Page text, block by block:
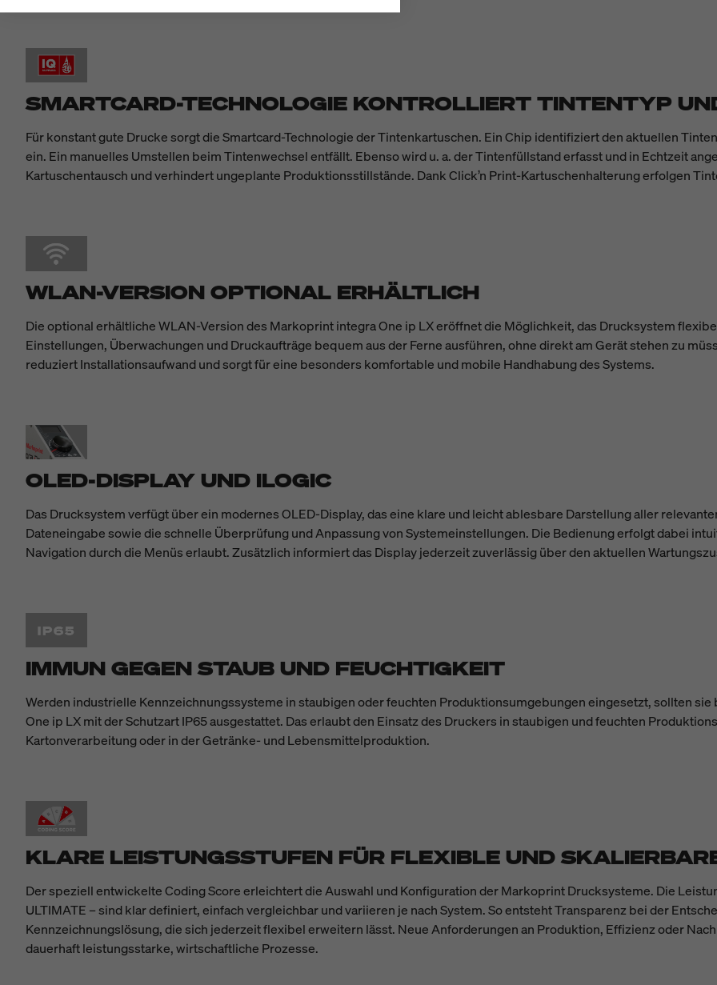
SMARTCARD-TECHNOLOGIE KONTROLLIERT TINTENTYP
Für konstant gute Drucke sorgt die Smartcard-Technologie der Tintenkartuschen. Ein Chip identifiziert den aktuellen
ein. Ein manuelles Umstellen beim Tintenwechsel entfällt. Ebenso wird u. a. der Tintenfüllstand erfasst und in Echtzeit
Kartuschentausch und verhindert ungeplante Produktionsstillstände. Dank Click’n Print-Kartuschenhalterung erfolgen
WLAN-VERSION OPTIONAL ERHÄLTLICH
Die optional erhältliche WLAN-Version des Markoprint integra One ip LX eröffnet die Möglichkeit, das Drucksystem
Einstellungen, Überwachungen und Druckaufträge bequem aus der Ferne ausführen, ohne direkt am Gerät stehen zu
reduziert Installationsaufwand und sorgt für eine besonders komfortable und mobile Handhabung des Systems.
OLED-DISPLAY UND ILOGIC
Das Drucksystem verfügt über ein modernes OLED-Display, das eine klare und leicht ablesbare Darstellung aller
Dateneingabe sowie die schnelle Überprüfung und Anpassung von Systemeinstellungen. Die Bedienung erfolgt dabei
Navigation durch die Menüs erlaubt. Zusätzlich informiert das Display jederzeit zuverlässig über den aktuellen
IMMUN GEGEN STAUB UND FEUCHTIGKEIT
Werden industrielle Kennzeichnungssysteme in staubigen oder feuchten Produktionsumgebungen eingesetzt, sollten
One ip LX mit der Schutzart IP65 ausgestattet. Das erlaubt den Einsatz des Druckers in staubigen und feuchten
Kartonverarbeitung oder in der Getränke- und Lebensmittelproduktion.
KLARE LEISTUNGSSTUFEN FÜR FLEXIBLE UND
Der speziell entwickelte Coding Score erleichtert die Auswahl und Konfiguration der Markoprint Drucksysteme. Die
ULTIMATE – sind klar definiert, einfach vergleichbar und variieren je nach System. So entsteht Transparenz bei der
Kennzeichnungslösung, die sich jederzeit flexibel erweitern lässt. Neue Anforderungen an Produktion, Effizienz oder
dauerhaft leistungsstarke, wirtschaftliche Prozesse.